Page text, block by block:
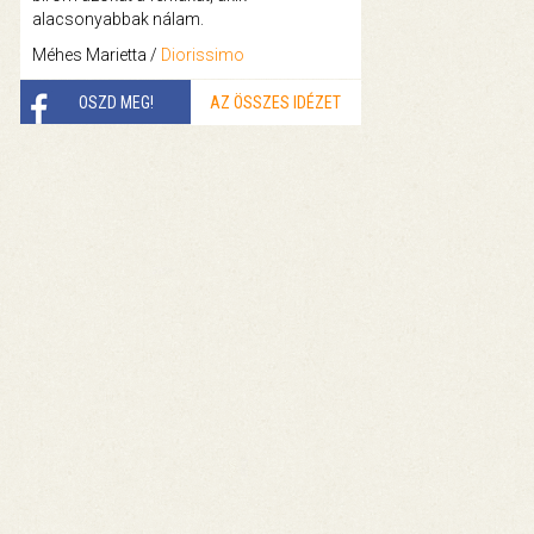
alacsonyabbak nálam.
Méhes Marietta / Diorissimo
OSZD MEG! AZ ÖSSZES IDÉZET